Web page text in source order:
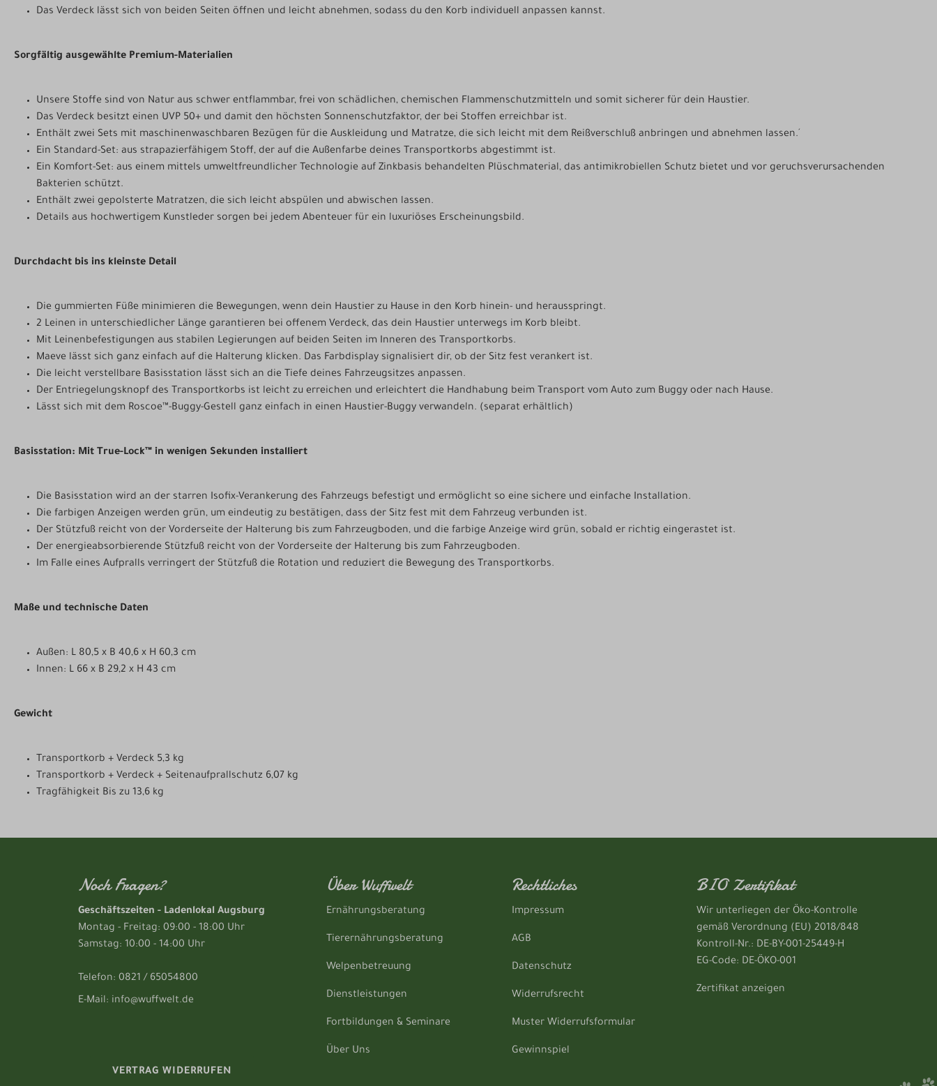
Das Verdeck lässt sich von beiden Seiten öffnen und leicht abnehmen, sodass du den Korb individuell anpassen kannst.
Sorgfältig ausgewählte Premium-Materialien
Unsere Stoffe sind von Natur aus schwer entflammbar, frei von schädlichen, chemischen Flammenschutzmitteln und somit sicherer für dein Haustier.
Das Verdeck besitzt einen UVP 50+ und damit den höchsten Sonnenschutzfaktor, der bei Stoffen erreichbar ist.
Enthält zwei Sets mit maschinenwaschbaren Bezügen für die Auskleidung und Matratze, die sich leicht mit dem Reißverschluß anbringen und abnehmen lassen.´
Ein Standard-Set: aus strapazierfähigem Stoff, der auf die Außenfarbe deines Transportkorbs abgestimmt ist.
Ein Komfort-Set: aus einem mittels umweltfreundlicher Technologie auf Zinkbasis behandelten Plüschmaterial, das antimikrobiellen Schutz bietet und vor geruchsverursachenden
Bakterien schützt.
Enthält zwei gepolsterte Matratzen, die sich leicht abspülen und abwischen lassen.
Details aus hochwertigem Kunstleder sorgen bei jedem Abenteuer für ein luxuriöses Erscheinungsbild.
Durchdacht bis ins kleinste Detail
Die gummierten Füße minimieren die Bewegungen, wenn dein Haustier zu Hause in den Korb hinein- und herausspringt.
2 Leinen in unterschiedlicher Länge garantieren bei offenem Verdeck, das dein Haustier unterwegs im Korb bleibt.
Mit Leinenbefestigungen aus stabilen Legierungen auf beiden Seiten im Inneren des Transportkorbs.
Maeve lässt sich ganz einfach auf die Halterung klicken. Das Farbdisplay signalisiert dir, ob der Sitz fest verankert ist.
Die leicht verstellbare Basisstation lässt sich an die Tiefe deines Fahrzeugsitzes anpassen.
Der Entriegelungsknopf des Transportkorbs ist leicht zu erreichen und erleichtert die Handhabung beim Transport vom Auto zum Buggy oder nach Hause.
Lässt sich mit dem Roscoe™-Buggy-Gestell ganz einfach in einen Haustier-Buggy verwandeln. (separat erhältlich)
Basisstation: Mit True-Lock™ in wenigen Sekunden installiert
Die Basisstation wird an der starren Isofix-Verankerung des Fahrzeugs befestigt und ermöglicht so eine sichere und einfache Installation.
Die farbigen Anzeigen werden grün, um eindeutig zu bestätigen, dass der Sitz fest mit dem Fahrzeug verbunden ist.
Der Stützfuß reicht von der Vorderseite der Halterung bis zum Fahrzeugboden, und die farbige Anzeige wird grün, sobald er richtig eingerastet ist.
Der energieabsorbierende Stützfuß reicht von der Vorderseite der Halterung bis zum Fahrzeugboden.
Im Falle eines Aufpralls verringert der Stützfuß die Rotation und reduziert die Bewegung des Transportkorbs.
Maße und technische Daten
Außen: L 80,5 x B 40,6 x H 60,3 cm
Innen: L 66 x B 29,2 x H 43 cm
Gewicht
Transportkorb + Verdeck 5,3 kg
Transportkorb + Verdeck + Seitenaufprallschutz 6,07 kg
Tragfähigkeit Bis zu 13,6 kg
Noch Fragen?
Geschäftszeiten - Ladenlokal Augsburg
Montag - Freitag: 09:00 - 18:00 Uhr
Samstag: 10:00 - 14:00 Uhr
Telefon: 0821 / 65054800
E-Mail: info@wuffwelt.de
VERTRAG WIDERRUFEN
Über Wuffwelt
Ernährungsberatung
Tierernährungsberatung
Welpenbetreuung
Dienstleistungen
Fortbildungen & Seminare
Über Uns
Rechtliches
Impressum
AGB
Datenschutz
Widerrufsrecht
Muster Widerrufsformular
Gewinnspiel
BIO Zertifikat
Wir unterliegen der Öko-Kontrolle
gemäß Verordnung (EU) 2018/848
Kontroll-Nr.: DE-BY-001-25449-H
EG-Code: DE-ÖKO-001
Zertifikat anzeigen